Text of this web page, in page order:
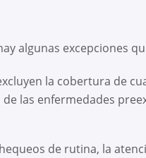
algunas excepciones
la cobertura de
las enfermedades
de rutina, la